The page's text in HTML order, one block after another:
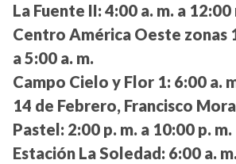
La Fuente II: 4:00 a. m. a 12:00
Centro América Oeste zonas
a 5:00 a. m.
Campo Cielo y Flor 1: 6:00 a.
14 de Febrero, Francisco
Pastel: 2:00 p. m. a 10:00 p. m.
Estación La Soledad: 6:00 a.